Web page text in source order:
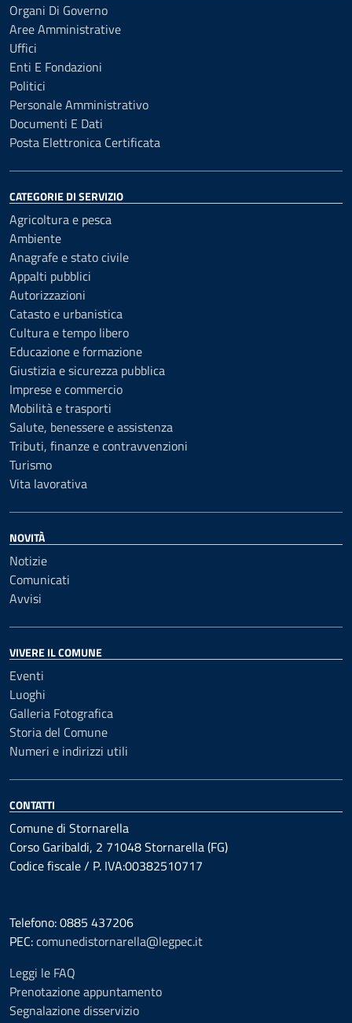
Organi Di Governo
Aree Amministrative
Uffici
Enti E Fondazioni
Politici
Personale Amministrativo
Documenti E Dati
Posta Elettronica Certificata
CATEGORIE DI SERVIZIO
Agricoltura e pesca
Ambiente
Anagrafe e stato civile
Appalti pubblici
Autorizzazioni
Catasto e urbanistica
Cultura e tempo libero
Educazione e formazione
Giustizia e sicurezza pubblica
Imprese e commercio
Mobilità e trasporti
Salute, benessere e assistenza
Tributi, finanze e contravvenzioni
Turismo
Vita lavorativa
NOVITÀ
Notizie
Comunicati
Avvisi
VIVERE IL COMUNE
Eventi
Luoghi
Galleria Fotografica
Storia del Comune
Numeri e indirizzi utili
CONTATTI
Comune di Stornarella
Corso Garibaldi, 2 71048 Stornarella (FG)
Codice fiscale / P. IVA:00382510717
Telefono: 0885 437206
PEC:comunedistornarella@legpec.it
Leggi le FAQ
Prenotazione appuntamento
Segnalazione disservizio